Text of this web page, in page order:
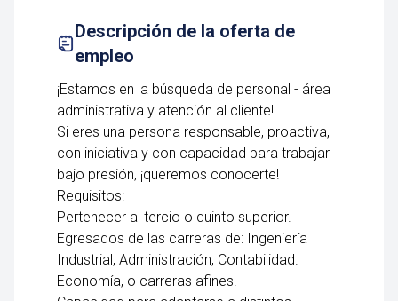
Descripción de la oferta de
empleo
¡Estamos en la búsqueda de personal - área
administrativa y atención al cliente!
Si eres una persona responsable, proactiva,
con iniciativa y con capacidad para trabajar
bajo presión, ¡queremos conocerte!
Requisitos:
Pertenecer al tercio o quinto superior.
Egresados de las carreras de: Ingeniería
Industrial, Administración, Contabilidad.
Economía, o carreras afines.